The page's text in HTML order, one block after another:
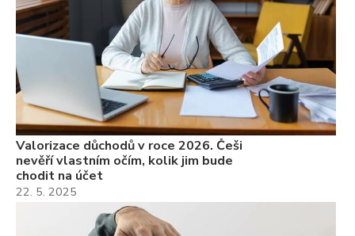
Valorizace důchodů v roce 2026. Češi
nevěří vlastním očím, kolik jim bude
chodit na účet
22. 5. 2025